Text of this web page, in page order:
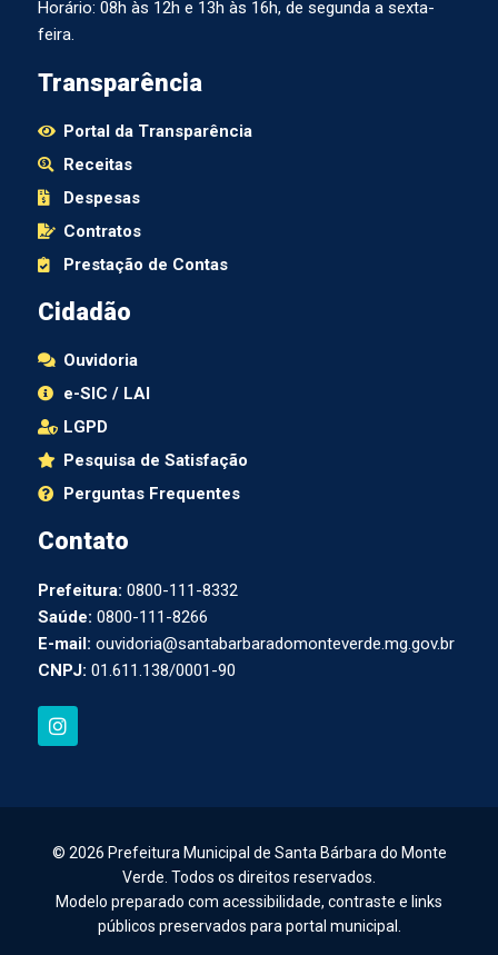
Horário: 08h às 12h e 13h às 16h, de segunda a sexta-
feira.
Transparência
Portal da Transparência
Receitas
Despesas
Contratos
Prestação de Contas
Cidadão
Ouvidoria
e-SIC / LAI
LGPD
Pesquisa de Satisfação
Perguntas Frequentes
Contato
Prefeitura: 0800-111-8332
Saúde: 0800-111-8266
E-mail: ouvidoria@santabarbaradomonteverde.mg.gov.br
CNPJ: 01.611.138/0001-90
I
n
g
a
© 2026 Prefeitura Municipal de Santa Bárbara do Monte
Verde. Todos os direitos reservados.
Modelo preparado com acessibilidade, contraste e links
públicos preservados para portal municipal.